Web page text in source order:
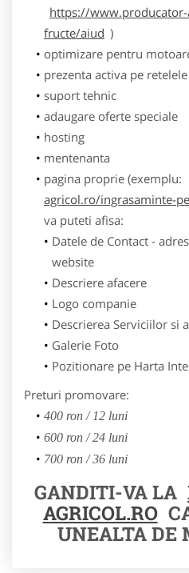
https://
fructe/aiud )
optimizare pentru
prezenta activa pe
suport tehnic
adaugare oferte speciale
hosting
mentenanta
pagina proprie (exemplu:
agricol.ro/ingrasaminte-
va puteti afisa:
Datele de Contact -
website
Descriere afacere
Logo companie
Descrierea Serviciilor si
Galerie Foto
Pozitionare pe Harta
Preturi promovare:
400 ron / 12 luni
600 ron / 24 luni
700 ron / 36 luni
GANDITI-VA LA
AGRICOL.RO
UNEALTA DE